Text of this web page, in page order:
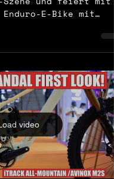
Enduro-E-Bike mit
einen fulminanten
aus gutem Grund: Es
Produkt
Außerdem ist es
Features:
und der
mit 1.300 W / 130
und 800-Wh-A
video